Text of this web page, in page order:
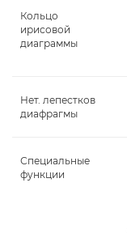
Кольцо
ирисовой
диаграммы
Нет. лепестков
диафрагмы
Специальные
функции